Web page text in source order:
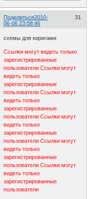
Поделиться 31
2010-
06-06 23:08:46
схемы для киригами
Ссылки могут видеть только
зарегистрированные
пользователи Ссылки могут
видеть только
зарегистрированные
пользователи Ссылки могут
видеть только
зарегистрированные
пользователи Ссылки могут
видеть только
зарегистрированные
пользователи Ссылки могут
видеть только
зарегистрированные
пользователи Ссылки могут
видеть только
зарегистрированные
пользователи